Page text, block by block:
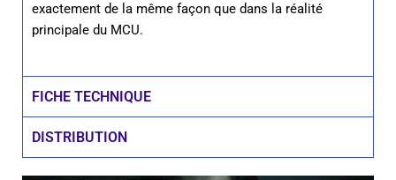
exactement de la même façon que dans la réalité
principale du MCU.
FICHE TECHNIQUE
DISTRIBUTION